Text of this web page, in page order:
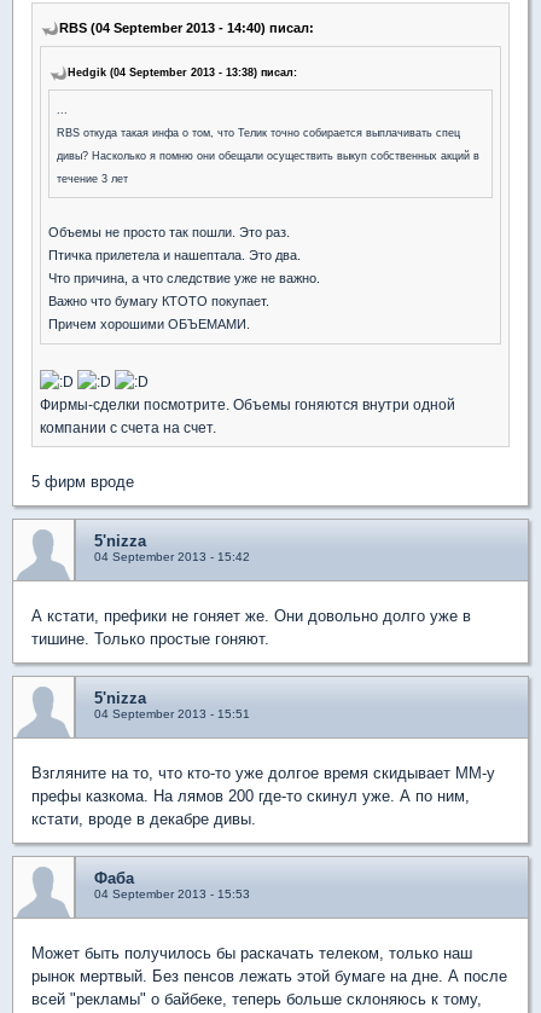
RBS (04 September 2013 - 14:40) писал:
Hedgik (04 September 2013 - 13:38) писал:
...
RBS откуда такая инфа о том, что Телик точно собирается выплачивать спец
дивы? Насколько я помню они обещали осуществить выкуп собственных акций в
течение 3 лет
Объемы не просто так пошли. Это раз.
Птичка прилетела и нашептала. Это два.
Что причина, а что следствие уже не важно.
Важно что бумагу КТОТО покупает.
Причем хорошими ОБЪЕМАМИ.
Фирмы-сделки посмотрите. Объемы гоняются внутри одной
компании с счета на счет.
5 фирм вроде
5'nizza
04 September 2013 - 15:42
А кстати, префики не гоняет же. Они довольно долго уже в
тишине. Только простые гоняют.
5'nizza
04 September 2013 - 15:51
Взгляните на то, что кто-то уже долгое время скидывает ММ-у
префы казкома. На лямов 200 где-то скинул уже. А по ним,
кстати, вроде в декабре дивы.
Фаба
04 September 2013 - 15:53
Может быть получилось бы раскачать телеком, только наш
рынок мертвый. Без пенсов лежать этой бумаге на дне. А после
всей "рекламы" о байбеке, теперь больше склоняюсь к тому,